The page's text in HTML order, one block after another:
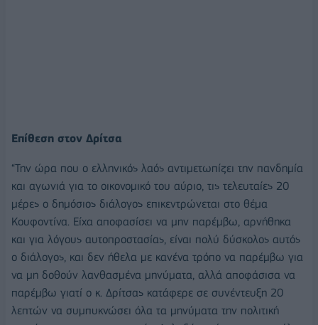
Επίθεση στον Δρίτσα
“Την ώρα που ο ελληνικός λαός αντιμετωπίζει την πανδημία
και αγωνιά για το οικονομικό του αύριο, τις τελευταίες 20
μέρες ο δημόσιος διάλογος επικεντρώνεται στο θέμα
Κουφοντίνα. Είχα αποφασίσει να μην παρέμβω, αρνήθηκα
και για λόγους αυτοπροστασίας, είναι πολύ δύσκολος αυτός
ο διάλογος, και δεν ήθελα με κανένα τρόπο να παρέμβω για
να μη δοθούν λανθασμένα μηνύματα, αλλά αποφάσισα να
παρέμβω γιατί ο κ. Δρίτσας κατάφερε σε συνέντευξη 20
λεπτών να συμπυκνώσει όλα τα μηνύματα την πολιτική